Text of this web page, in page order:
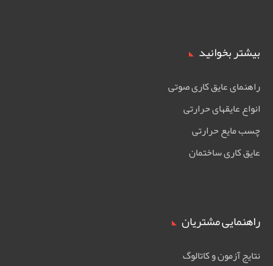
بیشتر بخوانید
راهنمای عایق کاری صوتی
انواع عایقهای حرارتی
چسب مایع حرارتی
عایق کاری ساختمان
راهنمایی مشتریان
نتایج آزمون و کاتالوگ